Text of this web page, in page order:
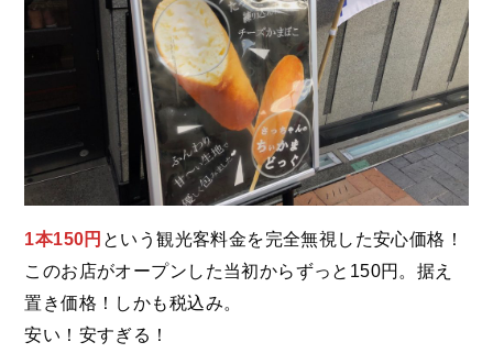
1本150円 という観光客料金を完全無視した安心価格！
このお店がオープンした当初からずっと150円。据え
置き価格！しかも税込み。
安い！安すぎる！